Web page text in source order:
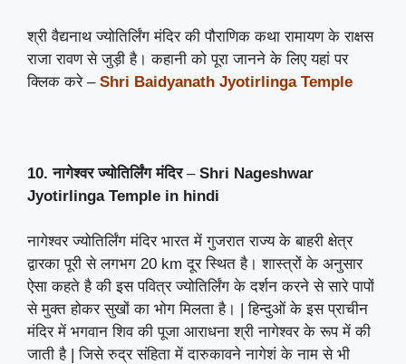
श्री वैद्यनाथ ज्योतिर्लिंग मंदिर की पौराणिक कथा रामायण के राक्षस
राजा रावण से जुड़ी है। कहानी को पूरा जानने के लिए यहां पर
क्लिक करे – Shri Baidyanath Jyotirlinga Temple
10. नागेश्वर ज्योतिर्लिंग मंदिर– Shri Nageshwar
Jyotirlinga Temple in hindi
नागेश्वर ज्योतिर्लिंग मंदिर भारत में गुजरात राज्य के बाहरी क्षेत्र
द्वारका पूरी से लगभग 20 km दूर स्थित है। शास्त्रों के अनुसार
ऐसा कहते है की इस पवित्र ज्योतिर्लिंग के दर्शन करने से सारे पापों
से मुक्त होकर सुखों का भोग मिलता है। | हिन्दुओं के इस प्राचीन
मंदिर में भगवान शिव की पूजा आराधना श्री नागेश्वर के रूप में की
जाती है | जिसे रुद्र संहिता में दारुकावने नागेशं के नाम से भी